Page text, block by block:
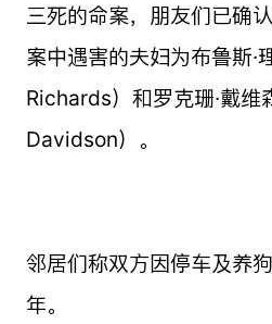
三死的命案，朋友们已确
案中遇害的夫妇为布鲁斯·
Richards）和罗克珊·戴维
Davidson）。
邻居们称双方因停车及养
年。